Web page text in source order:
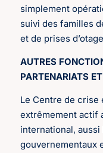
simplement
suivi des familles
et de prises
AUTRES
PARTENARIATS
Le Centre de crise
extrêmement actif
international,
gouvernementaux